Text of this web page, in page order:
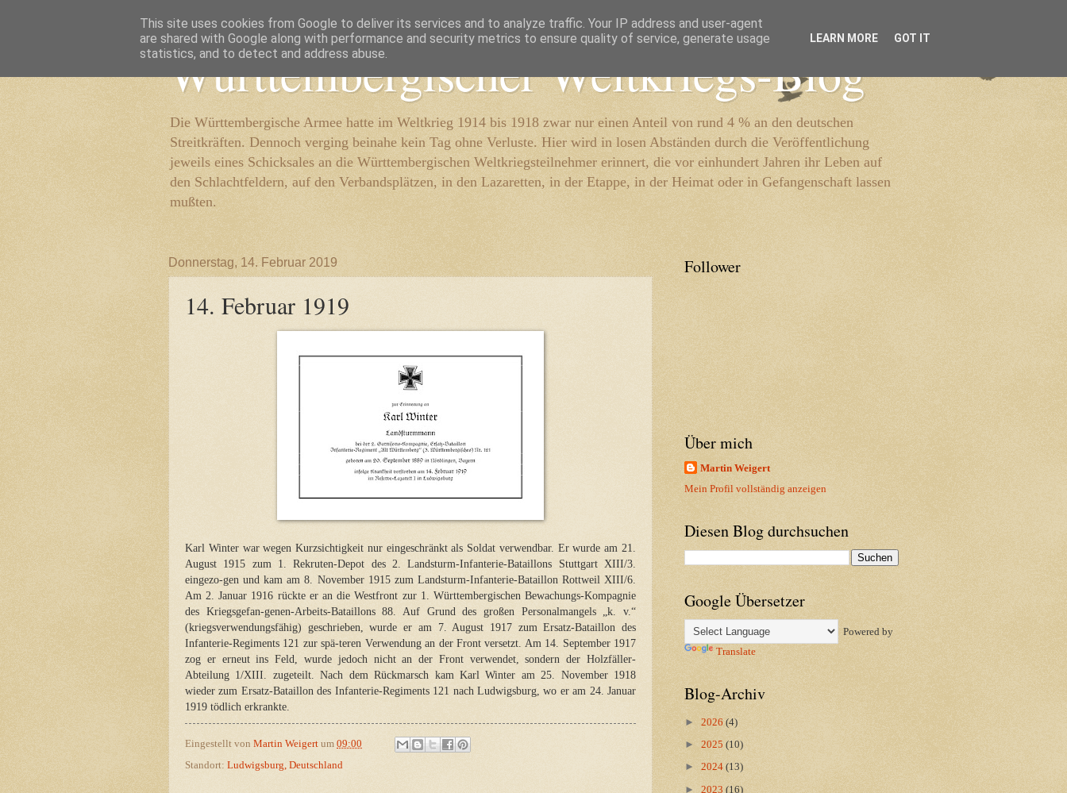
Württembergischer Weltkriegs-Blog
Die Württembergische Armee hatte im Weltkrieg 1914 bis 1918 zwar nur einen Anteil von rund 4 % an den deutschen
Streitkräften. Dennoch verging beinahe kein Tag ohne Verluste. Hier wird in losen Abständen durch die Veröffentlichung
jeweils eines Schicksales an die Württembergischen Weltkriegsteilnehmer erinnert, die vor einhundert Jahren ihr Leben auf
den Schlachtfeldern, auf den Verbandsplätzen, in den Lazaretten, in der Etappe, in der Heimat oder in Gefangenschaft lassen
mußten.
Donnerstag, 14. Februar 2019
14. Februar 1919
Karl Winter war wegen Kurzsichtigkeit nur eingeschränkt als Soldat verwendbar. Er wurde am 21.
August 1915 zum 1. Rekruten-Depot des 2. Landsturm-Infanterie-Bataillons Stuttgart XIII/3.
eingezo-gen und kam am 8. November 1915 zum Landsturm-Infanterie-Bataillon Rottweil XIII/6.
Am 2. Januar 1916 rückte er an die Westfront zur 1. Württembergischen Bewachungs-Kompagnie
des Kriegsgefan-genen-Arbeits-Bataillons 88. Auf Grund des großen Personalmangels „k. v.“
(kriegsverwendungsfähig) geschrieben, wurde er am 7. August 1917 zum Ersatz-Bataillon des
Infanterie-Regiments 121 zur spä-teren Verwendung an der Front versetzt. Am 14. September 1917
zog er erneut ins Feld, wurde jedoch nicht an der Front verwendet, sondern der Holzfäller-
Abteilung 1/XIII. zugeteilt. Nach dem Rückmarsch kam Karl Winter am 25. November 1918
wieder zum Ersatz-Bataillon des Infanterie-Regiments 121 nach Ludwigsburg, wo er am 24. Januar
1919 tödlich erkrankte.
Eingestellt von Martin Weigert um 09:00
Standort: Ludwigsburg, Deutschland
Follower
Über mich
Martin Weigert
Mein Profil vollständig anzeigen
Diesen Blog durchsuchen
Google Übersetzer
Powered by
Translate
Blog-Archiv
► 2026 (4)
► 2025 (10)
► 2024 (13)
► 2023 (16)
This site uses cookies from Google to deliver its services and to analyze traffic. Your IP address and user-agent
are shared with Google along with performance and security metrics to ensure quality of service, generate usage
statistics, and to detect and address abuse.
LEARN MORE GOT IT